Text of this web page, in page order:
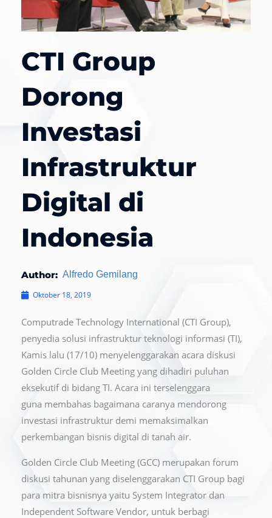
CTI Group
Dorong
Investasi
Infrastruktur
Digital di
Indonesia
Author: Alfredo Gemilang
Oktober 18, 2019
Computrade Technology International (CTI Group),
penyedia solusi infrastruktur teknologi informasi (TI),
Kamis lalu (17/10) menyelenggarakan acara diskusi
Golden Circle Club Meeting yang dihadiri puluhan
eksekutif di bidang TI. Acara ini terselenggara
guna membahas bagaimana caranya mendorong
investasi infrastruktur demi memaksimalkan
perkembangan bisnis digital di tanah air.
Golden Circle Club Meeting (GCC) merupakan forum
diskusi tahunan yang diselenggarakan CTI Group bagi
para mitra bisnisnya yaitu System Integrator dan
Independent Software Vendor, untuk berbagi